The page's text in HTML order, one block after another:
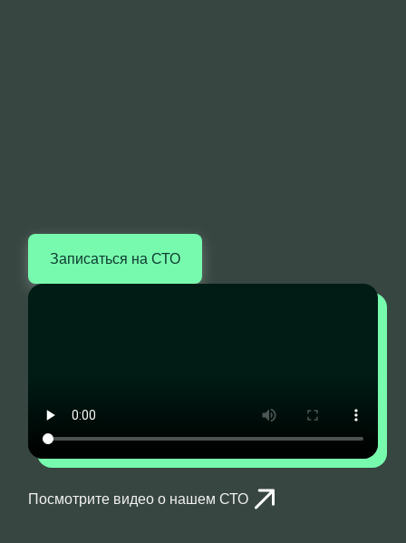
Записаться на СТО
Посмотрите видео о нашем СТО